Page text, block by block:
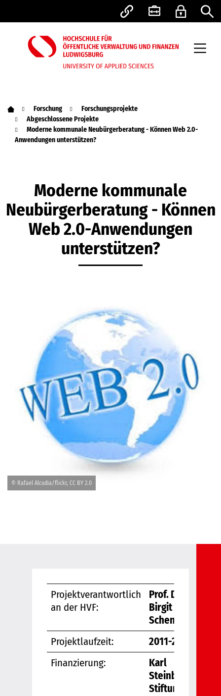
Forschung
Forschungsprojekte
Abgeschlossene Projekte
Moderne kommunale Neubürgerberatung - Können Web 2.0-
Anwendungen unterstützen?
Moderne kommunale
Neubürgerberatung - Können
Web 2.0-Anwendungen
unterstützen?
© Rafael Alcudia/flickr, CC BY 2.0
Projektverantwortlich
an der HVF:
Prof. Dr.
Birgit
Schenk
Projektlaufzeit:
2011-2013
Finanzierung:
Karl
Steinbuch
Stiftung